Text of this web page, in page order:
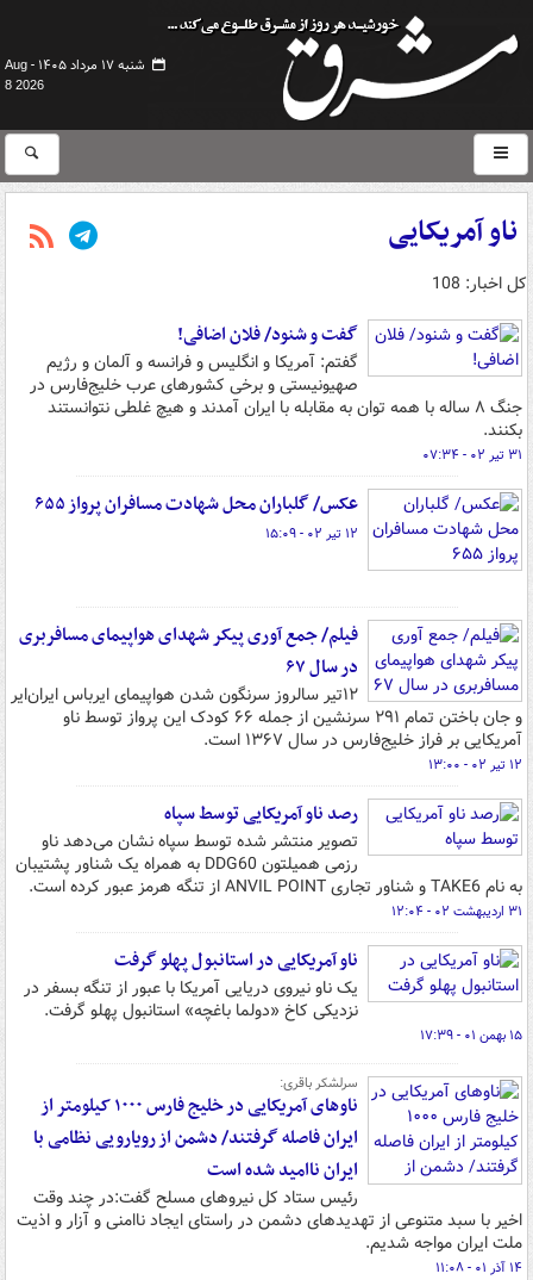
شنبه ۱۷ مرداد ۱۴۰۵ -
Aug
8 2026
ناو آمریکایی
کل اخبار: 108
گفت و شنود/ فلان اضافی!
گفتم: آمریکا و انگلیس و فرانسه و آلمان و رژیم
صهیونیستی و برخی کشورهای عرب خلیج‌فارس در
جنگ ۸ ساله با همه توان به مقابله با ایران آمدند و هیچ غلطی نتوانستند
بکنند.
۳۱ تیر ۰۲ - ۰۷:۳۴
عکس/ گلباران محل شهادت مسافران پرواز ۶۵۵
۱۲ تیر ۰۲ - ۱۵:۰۹
فیلم/ جمع آوری پیکر شهدای هواپیمای مسافربری
در سال ۶۷
۱۲تیر سالروز سرنگون شدن هواپیمای ایرباس ایران‌ایر
و جان باختن تمام ۲۹۱ سرنشین از جمله ۶۶ کودک این پرواز توسط ناو
آمریکایی بر فراز خلیج‌فارس در سال ۱۳۶۷ است.
۱۲ تیر ۰۲ - ۱۳:۰۰
رصد ناو آمریکایی توسط سپاه
تصویر منتشر شده توسط سپاه نشان می‌دهد ناو
رزمی همیلتون DDG60 به همراه یک شناور پشتیبان
به نام TAKE6 و شناور تجاری ANVIL POINT از تنگه هرمز عبور کرده است.
۳۱ اردیبهشت ۰۲ - ۱۲:۰۴
ناو آمریکایی در استانبول پهلو گرفت
یک ناو نیروی دریایی آمریکا با عبور از تنگه بسفر در
نزدیکی کاخ «دولما باغچه» استانبول پهلو گرفت.
۱۵ بهمن ۰۱ - ۱۷:۳۹
سرلشکر باقری:
ناوهای آمریکایی در خلیج فارس ۱۰۰۰ کیلومتر از
ایران فاصله گرفتند/ دشمن از رویارویی نظامی با
ایران ناامید شده است
رئیس ستاد کل نیروهای مسلح گفت:در چند وقت
اخیر با سبد متنوعی از تهدیدهای دشمن در راستای ایجاد ناامنی و آزار و اذیت
ملت ایران مواجه شدیم.
۱۴ آذر ۰۱ - ۱۱:۰۸